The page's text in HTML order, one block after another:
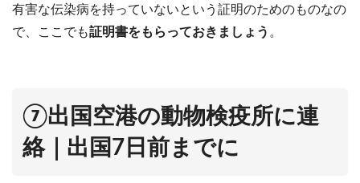
有害な伝染病を持っていないという証明のためのものなの
で、ここでも証明書をもらっておきましょう 。
⑦出国空港の動物検疫所に連
絡｜出国7日前までに